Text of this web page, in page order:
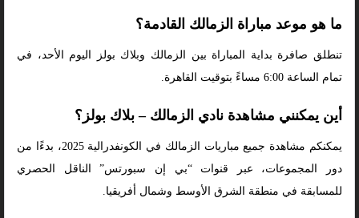
ما هو موعد مباراة الزمالك القادمة؟
تنطلق صافرة بداية المباراة بين الزمالك وبلاك بولز اليوم الأحد، في
تمام الساعة 6:00 مساءً بتوقيت القاهرة.
أين يمكنني مشاهدة نادي الزمالك – بلاك بولز؟
يمكنكم مشاهدة جميع مباريات الزمالك في الكونفدرالية 2025، بدءًا من
دور المجموعات، عبر قنوات “بي إن سبورتس” الناقل الحصري
للمسابقة في منطقة الشرق الأوسط وشمال أفريقيا.